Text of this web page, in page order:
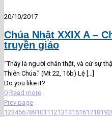
20/10/2017
Chúa Nhật XXIX A –
truyền giáo
“Thầy là người chân thật, và cứ sự
Thiên Chúa.” (Mt 22, 16b) Lệ
Do you like it?
0 Read more
Prev page
1234567891011 1213141516171819